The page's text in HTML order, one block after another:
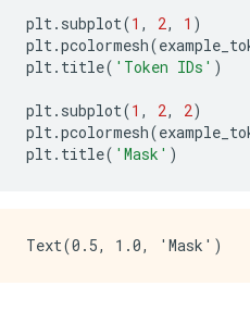
plt . subplot(1 , 2, 1 )
plt .pcolormesh(
plt . title( 'Token IDs' )
plt . subplot(1 , 2, 2)
plt .pcolormesh(
plt . title( 'Mask' )